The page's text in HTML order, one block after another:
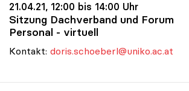
21.04.21, 12:00 bis 14:00 Uhr
Sitzung Dachverband und Forum
Personal - virtuell
Kontakt: doris.schoeberl@uniko.ac.at